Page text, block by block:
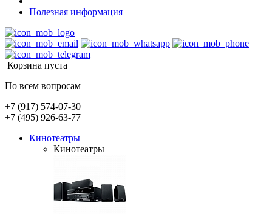
Полезная информация
Корзина пуста
По всем вопросам
+7 (917) 574-07-30
+7 (495) 926-63-77
Кинотеатры
Кинотеатры